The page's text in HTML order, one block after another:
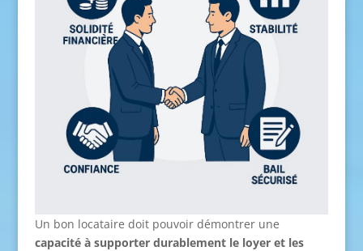
Un bon locataire doit pouvoir démontrer une
capacité à supporter durablement le loyer et les